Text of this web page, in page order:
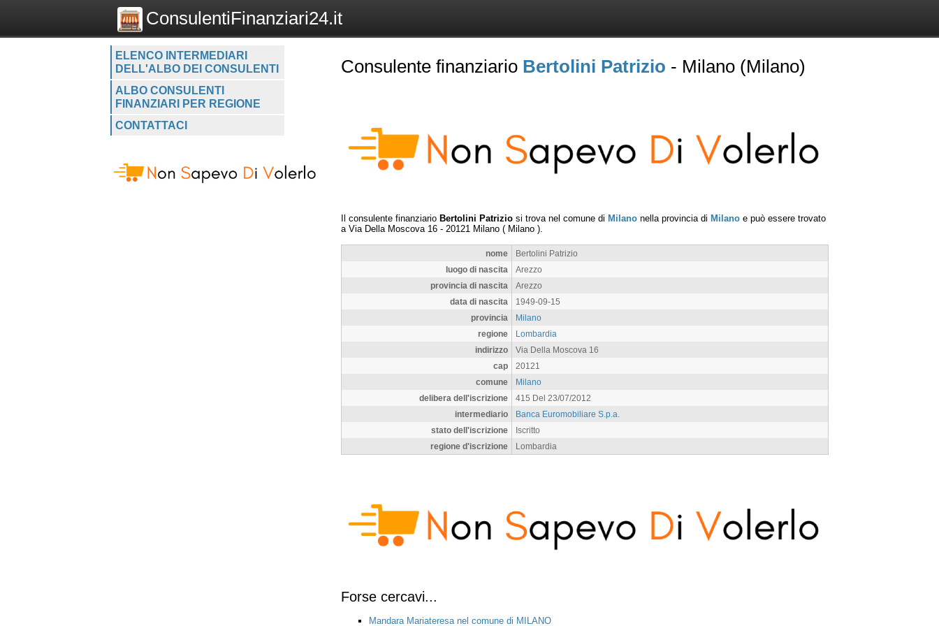
ConsulentiFinanziari24.it
ELENCO INTERMEDIARI
DELL'ALBO DEI CONSULENTI
ALBO CONSULENTI
FINANZIARI PER REGIONE
CONTATTACI
Consulente finanziario Bertolini Patrizio - Milano (Milano)
Il consulente finanziario Bertolini Patrizio si trova nel comune di Milano nella provincia di Milano e può essere trovato
a Via Della Moscova 16 - 20121 Milano ( Milano ).
nome
Bertolini Patrizio
luogo di nascita
Arezzo
provincia di nascita
Arezzo
data di nascita
1949-09-15
provincia
Milano
regione
Lombardia
indirizzo
Via Della Moscova 16
cap
20121
comune
Milano
delibera dell'iscrizione
415 Del 23/07/2012
intermediario
Banca Euromobiliare S.p.a.
stato dell'iscrizione
Iscritto
regione d'iscrizione
Lombardia
Forse cercavi...
Mandara Mariateresa nel comune di MILANO